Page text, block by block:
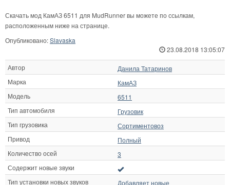
Скачать мод КамАЗ 6511 для MudRunner вы можете по ссылкам,
расположенным ниже на странице.
Опубликовано:Slavaska
23.08.2018 13:05:07
Автор
Данила Татаринов
Марка
КамАЗ
Модель
6511
Тип автомобиля
Грузовик
Тип грузовика
Сортиментовоз
Привод
Полный
Количество осей
3
Содержит новые звуки
Тип установки новых звуков
Добавляет новые